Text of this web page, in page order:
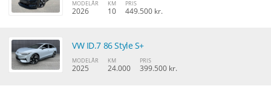
MODELÅR
2026
KM
10
PRIS
449.500 kr.
VW ID.7 86 Style S+
MODELÅR
2025
KM
24.000
PRIS
399.500 kr.